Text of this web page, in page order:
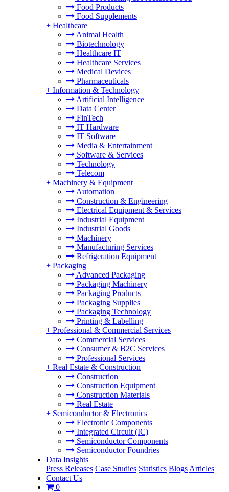
Food Products
Food Supplements
+ Healthcare
Animal Health
Biotechnology
Healthcare IT
Healthcare Services
Medical Devices
Pharmaceuticals
+ Information & Technology
Artificial Intelligence
Data Center
FinTech
IT Hardware
IT Software
Media & Entertainment
Software & Services
Technology
Telecom
+ Machinery & Equipment
Automation
Construction & Engineering
Electrical Equipment & Services
Industrial Equipment
Industrial Goods
Machinery
Manufacturing Services
Refrigeration Equipment
+ Packaging
Advanced Packaging
Packaging Machinery
Packaging Products
Packaging Supplies
Packaging Technology
Printing & Labelling
+ Professional & Commercial Services
Commercial Services
Consumer & B2C Services
Professional Services
+ Real Estate & Construction
Construction
Construction Equipment
Construction Materials
Real Estate
+ Semiconductor & Electronics
Electronic Components
Integrated Circuit (IC)
Semiconductor Components
Semiconductor Foundries
Data Insights
Press Releases Case Studies Statistics Blogs Articles
Contact Us
0